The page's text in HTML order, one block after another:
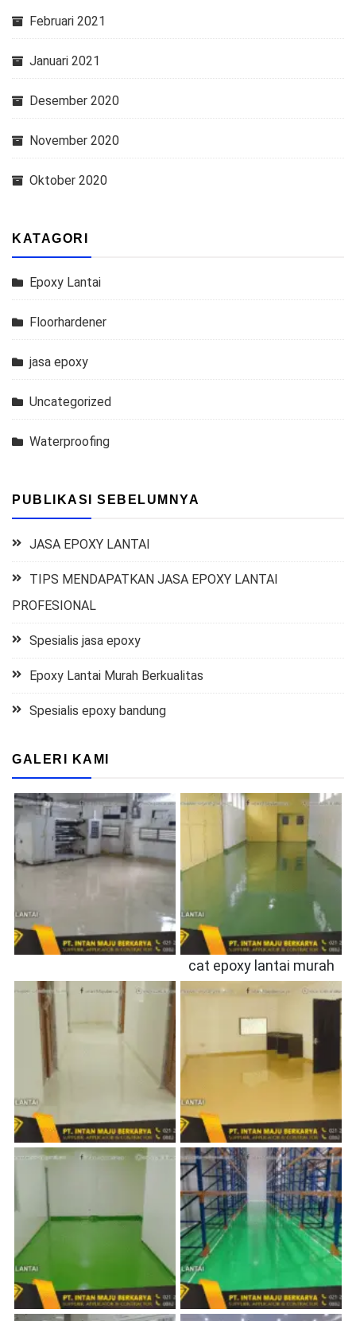
Februari 2021
Januari 2021
Desember 2020
November 2020
Oktober 2020
KATAGORI
Epoxy Lantai
Floorhardener
jasa epoxy
Uncategorized
Waterproofing
PUBLIKASI SEBELUMNYA
JASA EPOXY LANTAI
TIPS MENDAPATKAN JASA EPOXY LANTAI
PROFESIONAL
Spesialis jasa epoxy
Epoxy Lantai Murah Berkualitas
Spesialis epoxy bandung
GALERI KAMI
cat epoxy lantai murah